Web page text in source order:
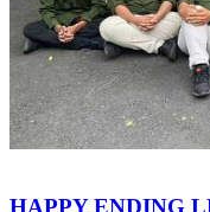
HAPPY ENDING